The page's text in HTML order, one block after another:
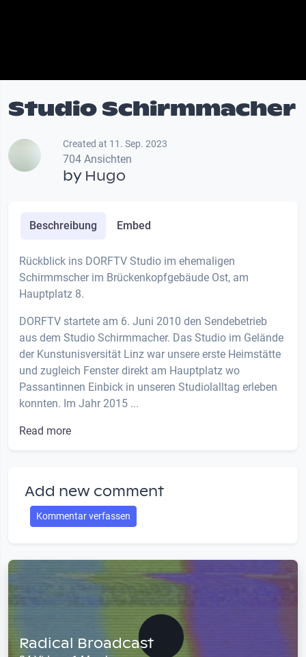
Studio Schirmmacher
Created at 11. Sep. 2023
704 Ansichten
by Hugo
Beschreibung Embed
Rückblick ins DORFTV Studio im ehemaligen
Schirmmscher im Brückenkopfgebäude Ost, am
Hauptplatz 8.
DORFTV startete am 6. Juni 2010 den Sendebetrieb
aus dem Studio Schirmmacher. Das Studio im Gelände
der Kunstunisversität Linz war unsere erste Heimstätte
und zugleich Fenster direkt am Hauptplatz wo
Passantinnen Einbick in unseren Studiolalltag erleben
konnten. Im Jahr 2015 ...
Read more
Add new comment
Kommentar verfassen
Radical Broadcast